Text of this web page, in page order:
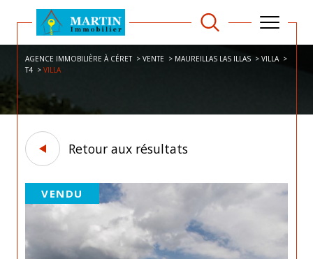
AGENCE IMMOBILIÈRE À CÉRET VENTE MAUREILLAS LAS ILLAS
VILLA
T4
VILLA
Retour aux résultats
VENDU